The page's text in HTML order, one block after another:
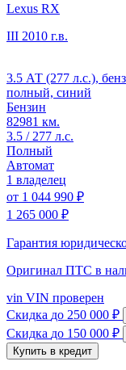
Lexus RX
III 2010 г.в.
3.5 АТ (277 л.с.),
полный, синий
Бензин
82981 км.
3.5 / 277 л.с.
Полный
Автомат
1 владелец
от 1 044 990 ₽
1 265 000 ₽
Гарантия
Оригинал ПТС в
vin VIN проверен
Скидка до 250 000 ₽
Скидка до 150 000 ₽
Купить в кредит